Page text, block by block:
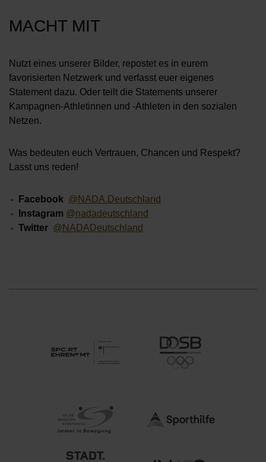
MACHT MIT
Nutzt eines unserer Bilder, repostet es in eurem
favorisierten Netzwerk und verfasst euer eigenes
Statement dazu. Oder teilt die Statements unserer
Kampagnen-Athletinnen und -Athleten in den sozialen
Netzen.
Was bedeuten euch Vertrauen, Chancen und Respekt?
Lasst uns reden!
Facebook @NADA.Deutschland
Instagram @nadadeutschland
Twitter @NADADeutschland